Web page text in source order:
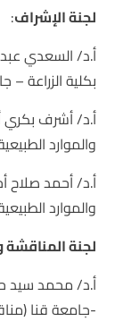
لجنة الإشراف:
أ.د/ السعدي عبد
بكلية الزراعة
أ.د/ أشرف بكري
والموارد
أ.د/ أحمد صلاح
والموارد
لجنة
أ.د/ محمد سيد
-جامعة قنا